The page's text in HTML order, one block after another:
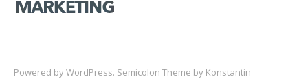
Powered byWordPress. Semicolon Theme by Konstantin